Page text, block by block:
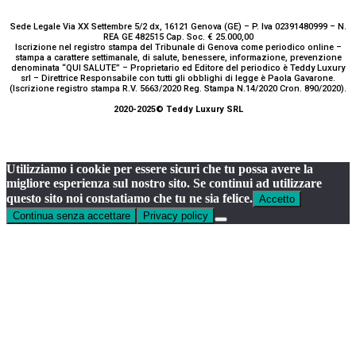
Sede Legale Via XX Settembre 5/2 dx, 16121 Genova (GE) – P. Iva 02391480999 – N.
REA GE 482515 Cap. Soc. € 25.000,00
Iscrizione nel registro stampa del Tribunale di Genova come periodico online –
stampa a carattere settimanale, di salute, benessere, informazione, prevenzione
denominata “QUI SALUTE” – Proprietario ed Editore del periodico è Teddy Luxury
srl – Direttrice Responsabile con tutti gli obblighi di legge è Paola Gavarone.
(Iscrizione registro stampa R.V. 5663/2020 Reg. Stampa N.14/2020 Cron. 890/2020).
2020-2025© Teddy Luxury SRL
Utilizziamo i cookie per essere sicuri che tu possa avere la
migliore esperienza sul nostro sito. Se continui ad utilizzare
questo sito noi constatiamo che tu ne sia felice. Accetto
Continua senza accettare
Privacy policy